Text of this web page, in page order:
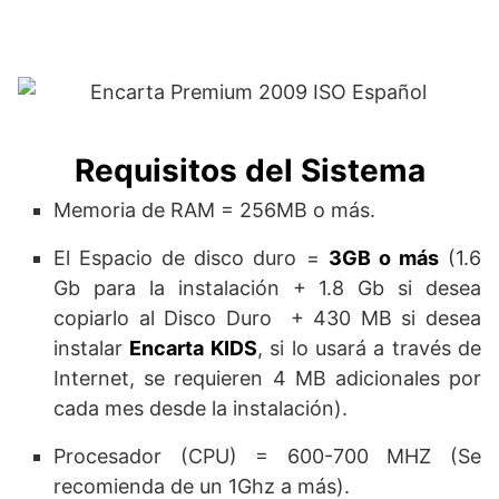
Requisitos del Sistema
Memoria de RAM = 256MB o más.
El Espacio de disco duro = 3GB o más(1.6
Gb para la instalación + 1.8 Gb si desea
copiarlo al Disco Duro + 430 MB si desea
instalar Encarta KIDS, si lo usará a través de
Internet, se requieren 4 MB adicionales por
cada mes desde la instalación).
Procesador (CPU) = 600-700 MHZ (Se
recomienda de un 1Ghz a más).